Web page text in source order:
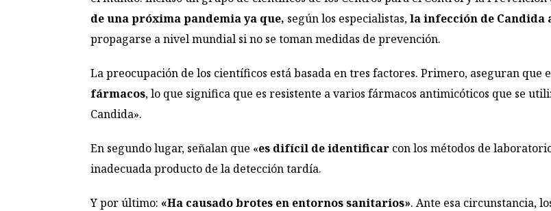
de una próxima pandemia ya que, según los especialistas,la infección de Candida
propagarse a nivel mundial si no se toman medidas de prevención.
La preocupación de los científicos está basada en tres factores. Primero, aseguran que
fármacos, lo que significa que es resistente a varios fármacos antimicóticos que se
Candida».
En segundo lugar, señalan que «es difícil de identificar con los métodos de
inadecuada producto de la detección tardía.
Y por último: «Ha causado brotes en entornos sanitarios». Ante esa circunstancia,